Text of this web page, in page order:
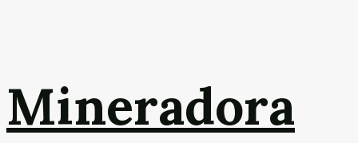
Mineradora